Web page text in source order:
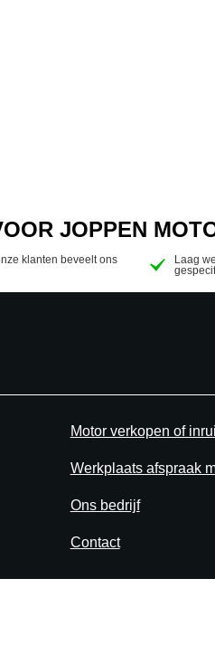
JOPPEN
klanten beveelt ons
Laag
Motor verkopen of
Werkplaats afspraak
Ons bedrijf
Contact